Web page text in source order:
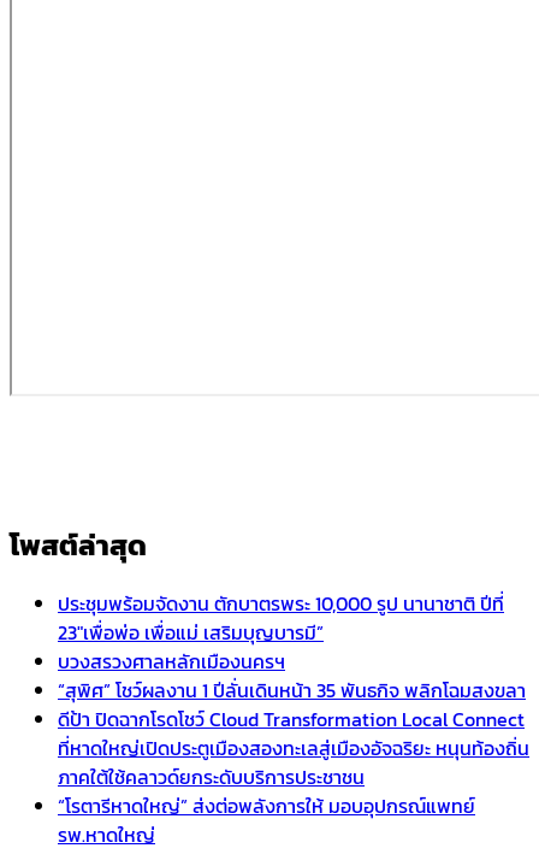
โพสต์ล่าสุด
ประชุมพร้อมจัดงาน ตักบาตรพระ 10,000 รูป นานาชาติ ปีที่
23″เพื่อพ่อ เพื่อแม่ เสริมบุญบารมี”
บวงสรวงศาลหลักเมืองนครฯ
“สุพิศ” โชว์ผลงาน 1 ปีลั่นเดินหน้า 35 พันธกิจ พลิกโฉมสงขลา
ดีป้า ปิดฉากโรดโชว์ Cloud Transformation Local Connect
ที่หาดใหญ่เปิดประตูเมืองสองทะเลสู่เมืองอัจฉริยะ หนุนท้องถิ่น
ภาคใต้ใช้คลาวด์ยกระดับบริการประชาชน
“โรตารีหาดใหญ่” ส่งต่อพลังการให้ มอบอุปกรณ์แพทย์
รพ.หาดใหญ่